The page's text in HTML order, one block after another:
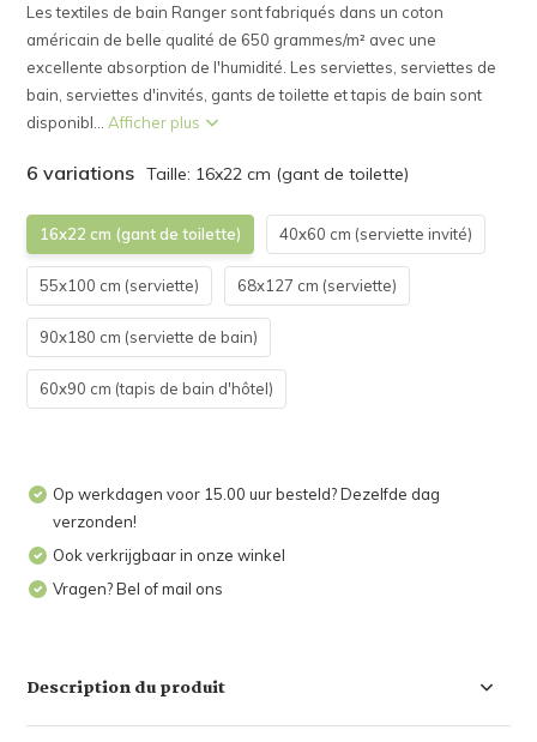
Les textiles de bain Ranger sont fabriqués dans un coton
américain de belle qualité de 650 grammes/m² avec une
excellente absorption de l'humidité. Les serviettes, serviettes de
bain, serviettes d'invités, gants de toilette et tapis de bain sont
disponibl... Afficher plus
6 variations Taille: 16x22 cm (gant de toilette)
16x22 cm (gant de toilette) 40x60 cm (serviette invité)
55x100 cm (serviette) 68x127 cm (serviette)
90x180 cm (serviette de bain)
60x90 cm (tapis de bain d'hôtel)
Op werkdagen voor 15.00 uur besteld? Dezelfde dag
verzonden!
Ook verkrijgbaar in onze winkel
Vragen? Bel of mail ons
Description du produit